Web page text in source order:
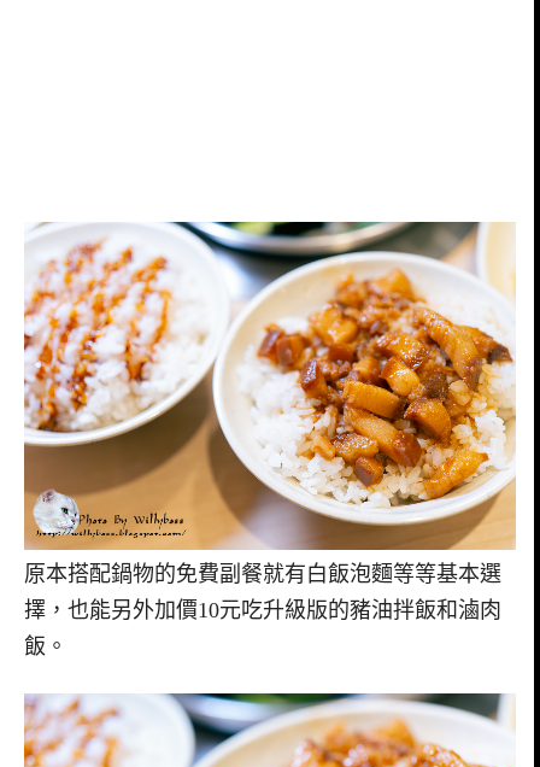
原本搭配鍋物的免費副餐就有白飯泡麵等等基本選
擇，也能另外加價10元吃升級版的豬油拌飯和滷肉
飯。